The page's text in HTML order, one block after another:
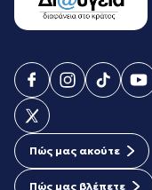
Πώς μας ακούτε
Πώς μας βλέπετε